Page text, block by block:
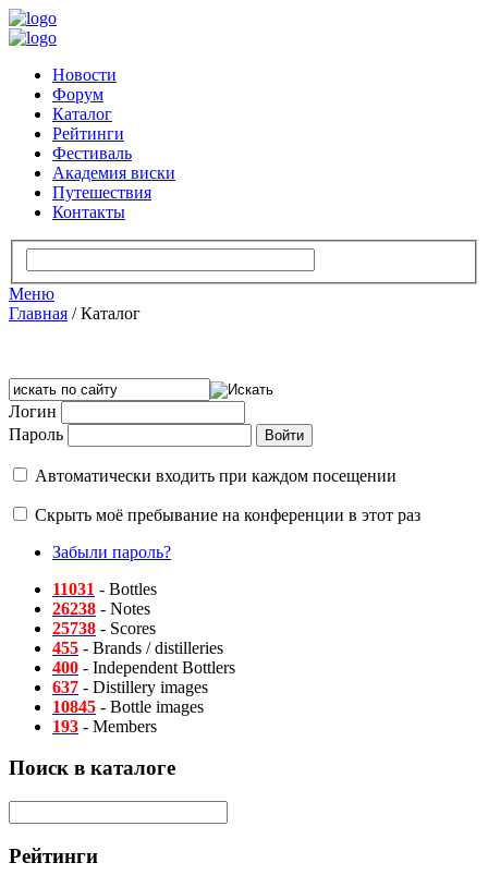
Новости
Форум
Каталог
Рейтинги
Фестиваль
Академия виски
Путешествия
Контакты
Меню
Главная /Каталог
Логин
Пароль
Автоматически входить при каждом посещении
Скрыть моё пребывание на конференции в этот раз
Забыли пароль?
11031 - Bottles
26238 - Notes
25738 - Scores
455 - Brands / distilleries
400 - Independent Bottlers
637 - Distillery images
10845 - Bottle images
193 - Members
Поиск в каталоге
Рейтинги